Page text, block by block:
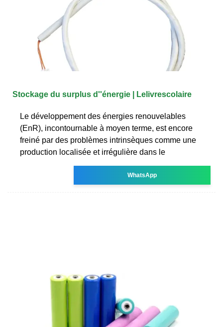
Stockage du surplus d''énergie | Lelivrescolaire
Le développement des énergies renouvelables
(EnR), incontournable à moyen terme, est encore
freiné par des problèmes intrinsèques comme une
production localisée et irrégulière dans le
WhatsApp